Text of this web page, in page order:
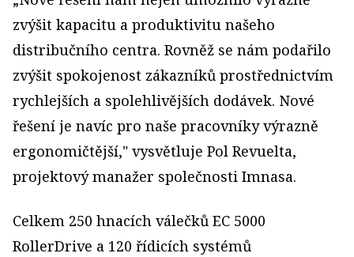
zvýšit kapacitu a produktivitu našeho
distribučního centra. Rovněž se nám podařilo
zvýšit spokojenost zákazníků prostřednictvím
rychlejších a spolehlivějších dodávek. Nové
řešení je navíc pro naše pracovníky výrazně
ergonomičtější," vysvětluje Pol Revuelta,
projektový manažer společnosti Imnasa.
Celkem 250 hnacích válečků EC 5000
RollerDrive a 120 řídicích systémů